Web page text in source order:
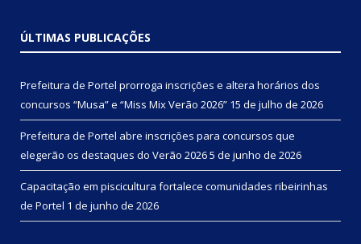
ÚLTIMAS PUBLICAÇÕES
Prefeitura de Portel prorroga inscrições e altera horários dos
concursos “Musa” e “Miss Mix Verão 2026” 15 de julho de 2026
Prefeitura de Portel abre inscrições para concursos que
elegerão os destaques do Verão 20265 de junho de 2026
Capacitação em piscicultura fortalece comunidades ribeirinhas
de Portel 1 de junho de 2026